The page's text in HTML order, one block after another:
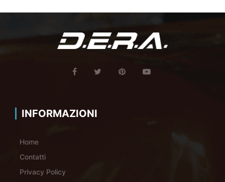
INFORMAZIONI
Home
Contatti
Privacy Policy